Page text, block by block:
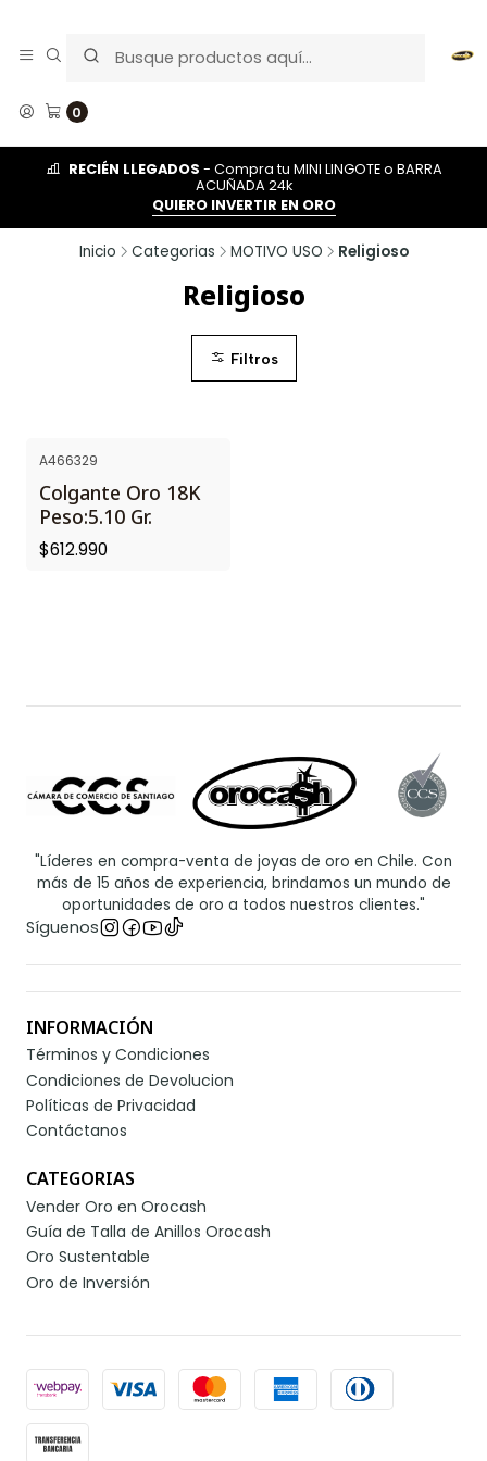
0
RECIÉN LLEGADOS - Compra tu MINI LINGOTE o BARRA
ACUÑADA 24k
QUIERO INVERTIR EN ORO
Inicio Categorias MOTIVO USO Religioso
Religioso
Filtros
A466329
Colgante Oro 18K
Peso:5.10 Gr.
$612.990
"Líderes en compra-venta de joyas de oro en Chile. Con
más de 15 años de experiencia, brindamos un mundo de
oportunidades de oro a todos nuestros clientes."
Síguenos
INFORMACIÓN
Términos y Condiciones
Condiciones de Devolucion
Políticas de Privacidad
Contáctanos
CATEGORIAS
Vender Oro en Orocash
Guía de Talla de Anillos Orocash
Oro Sustentable
Oro de Inversión